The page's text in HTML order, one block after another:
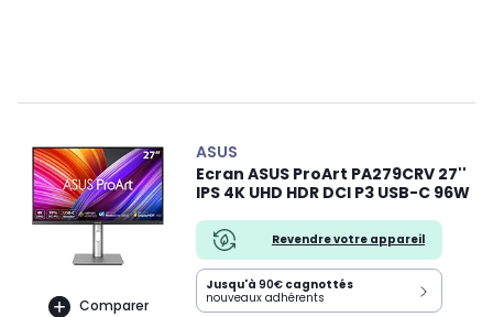
Comparer
ASUS
Ecran ASUS ProArt PA279CRV 27''
IPS 4K UHD HDR DCI P3 USB-C 96W
Revendre votre appareil
Jusqu'à 90€ cagnottés
nouveaux adhérents